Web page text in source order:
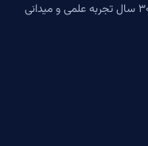
بدن، فنون مذاکره و برندسازی شخصی با بیش از ۳۰ سال تجربه علمی و میدانی